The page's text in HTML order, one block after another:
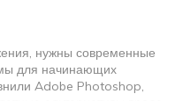
нужны современные
для начинающих
Adobe Photoshop,